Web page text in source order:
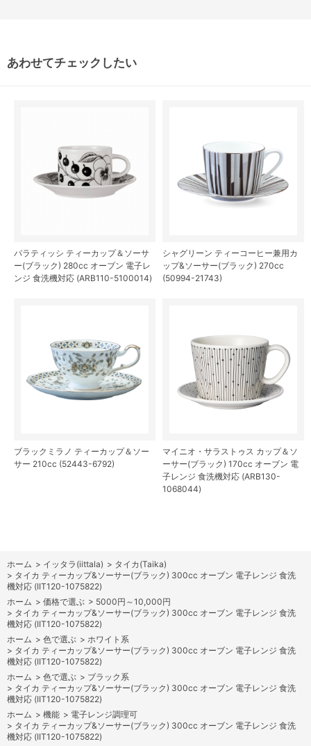
あわせてチェックしたい
パラティッシ ティーカップ＆ソーサ
ー(ブラック) 280cc オーブン 電子レ
ンジ 食洗機対応 (ARB110-5100014)
シャグリーン ティーコーヒー兼用カ
ップ&ソーサー(ブラック) 270cc
(50994-21743)
ブラックミラノ ティーカップ＆ソー
サー 210cc (52443-6792)
マイニオ・サラストゥス カップ＆ソ
ーサー(ブラック) 170cc オーブン 電
子レンジ 食洗機対応 (ARB130-
1068044)
ホーム > イッタラ(iittala) > タイカ(Taika)
> タイカ ティーカップ&ソーサー(ブラック) 300cc オーブン 電子レンジ 食洗
機対応 (IIT120-1075822)
ホーム > 価格で選ぶ > 5000円～10,000円
> タイカ ティーカップ&ソーサー(ブラック) 300cc オーブン 電子レンジ 食洗
機対応 (IIT120-1075822)
ホーム > 色で選ぶ > ホワイト系
> タイカ ティーカップ&ソーサー(ブラック) 300cc オーブン 電子レンジ 食洗
機対応 (IIT120-1075822)
ホーム > 色で選ぶ > ブラック系
> タイカ ティーカップ&ソーサー(ブラック) 300cc オーブン 電子レンジ 食洗
機対応 (IIT120-1075822)
ホーム > 機能 > 電子レンジ調理可
> タイカ ティーカップ&ソーサー(ブラック) 300cc オーブン 電子レンジ 食洗
機対応 (IIT120-1075822)